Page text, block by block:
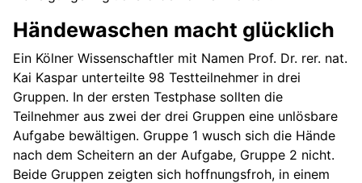
Händewaschen macht glücklich
Ein Kölner Wissenschaftler mit Namen Prof. Dr. rer. nat.
Kai Kaspar unterteilte 98 Testteilnehmer in drei
Gruppen. In der ersten Testphase sollten die
Teilnehmer aus zwei der drei Gruppen eine unlösbare
Aufgabe bewältigen. Gruppe 1 wusch sich die Hände
nach dem Scheitern an der Aufgabe, Gruppe 2 nicht.
Beide Gruppen zeigten sich hoffnungsfroh, in einem